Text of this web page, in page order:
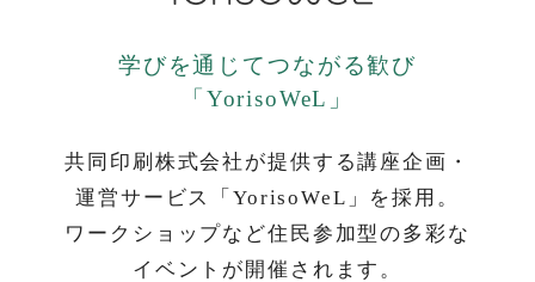
学びを通じてつながる歓び
「YorisoWeL」
共同印刷株式会社が提供する講座企画・
運営サービス「YorisoWeL」を採用。
ワークショップなど住民参加型の多彩な
イベントが開催されます。